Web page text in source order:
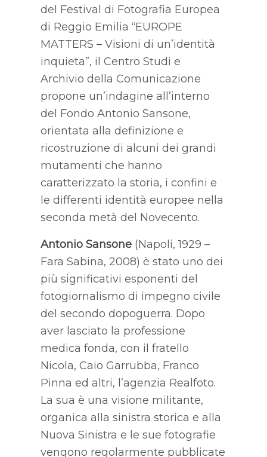
del Festival di Fotografia Europea
di Reggio Emilia “EUROPE
MATTERS – Visioni di un’identità
inquieta”, il Centro Studi e
Archivio della Comunicazione
propone un’indagine all’interno
del Fondo Antonio Sansone,
orientata alla definizione e
ricostruzione di alcuni dei grandi
mutamenti che hanno
caratterizzato la storia, i confini e
le differenti identità europee nella
seconda metà del Novecento.
Antonio Sansone(Napoli, 1929 –
Fara Sabina, 2008) è stato uno dei
più significativi esponenti del
fotogiornalismo di impegno civile
del secondo dopoguerra. Dopo
aver lasciato la professione
medica fonda, con il fratello
Nicola, Caio Garrubba, Franco
Pinna ed altri, l’agenzia Realfoto.
La sua è una visione militante,
organica alla sinistra storica e alla
Nuova Sinistra e le sue fotografie
vengono regolarmente pubblicate